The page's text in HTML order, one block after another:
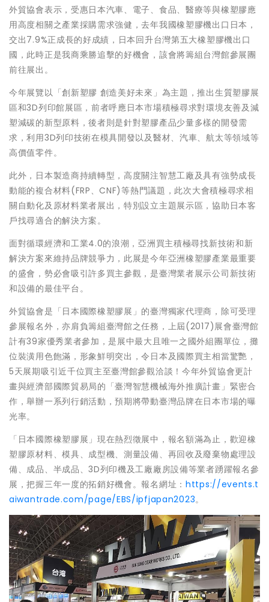
外貿協會表示，受惠日本汽車、電子、食品、醫療等與橡塑膠應
用高度相關之產業採購需求強健，去年我國橡塑膠機出口日本，
交出7.9%正成長的好成績，日本回升台灣第五大橡塑膠機出口
國，此時正是我商乘勝追擊的好機會，該會將籌組台灣館參展團
前往展出。
今年展覽以「創新塑膠 創造美好未來」為主題，推出生質塑膠展
區和3D列印館展區，前者呼應日本市場積極尋求對環境友善及減
塑減碳的新型原料，後者則是針對塑膠產品少量多樣的開發需
求，利用3D列印技術在模具開發以及醫材、汽車、航太等領域等
高價值零件。
此外，日本製造商持續轉型，高度關注智慧工廠及具有強勢成長
動能的複合材料(FRP、CNF)等熱門議題，此次大會積極尋求相
關自動化及原材料業者展出，特別設立主題展示區，協助日本客
戶找尋適合的解決方案。
面對循環經濟和工業4.0的浪潮，亞洲買主積極尋找新技術和新
解決方案來維持品牌競爭力，此展是今年亞洲橡塑膠產業最重要
的盛會，勢必會吸引許多買主參觀，是臺灣業者展示公司新技術
和設備的最佳平台。
外貿協會是「日本國際橡塑膠展」的臺灣獨家代理商，除可受理
參展報名外，亦肩負籌組臺灣館之任務，上屆(2017)展會臺灣館
計有39家優秀業者參加，是展中最大且唯一之國外組團單位，攤
位裝潢用色飽滿，形象鮮明突出，令日本及國際買主相當驚艷，
5天展期吸引近千位買主至臺灣館參觀洽談！今年外貿協會更計
畫與經濟部國際貿易局的「臺灣智慧機械海外推廣計畫」緊密合
作，舉辦一系列行銷活動，預期將帶動臺灣品牌在日本市場的曝
光率。
「日本國際橡塑膠展」現在熱烈徵展中，報名額滿為止，歡迎橡
塑膠原材料、模具、成型機、測量設備、再回收及廢棄物處理設
備、成品、半成品、3D列印機及工廠廠房設備等業者踴躍報名參
展，把握三年一度的拓銷好機會。報名網址： https://events.t
aiwantrade.com/page/EBS/ipfjapan2023。